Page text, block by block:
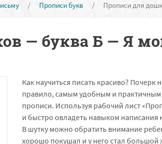
/ Прописи букв / Прописи для
— буква Б — Я
Как научиться писать красиво?
правило, самым удобным и практичным
прописи. Используя рабочий лист
и быстро овладеть навыком написания
В шутку можно обратить внимание
хорошо покушал и у него стал большой